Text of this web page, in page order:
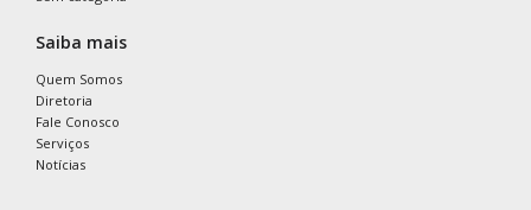
Saiba mais
Quem Somos
Diretoria
Fale Conosco
Serviços
Notícias